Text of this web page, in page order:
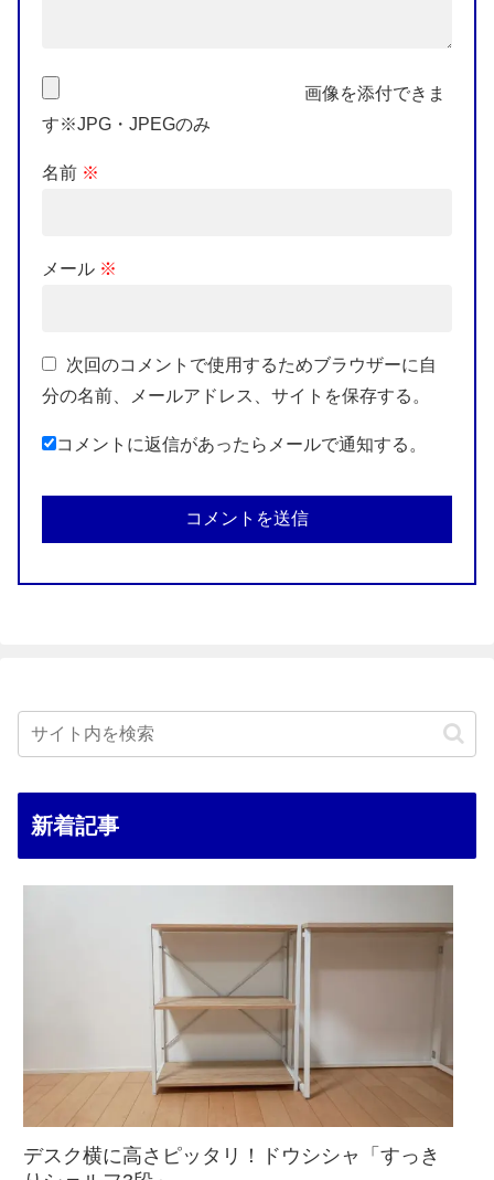
画像を添付できま
す※JPG・JPEGのみ
名前 ※
メール ※
次回のコメントで使用するためブラウザーに自
分の名前、メールアドレス、サイトを保存する。
コメントに返信があったらメールで通知する。
新着記事
デスク横に高さピッタリ！ドウシシャ「すっき